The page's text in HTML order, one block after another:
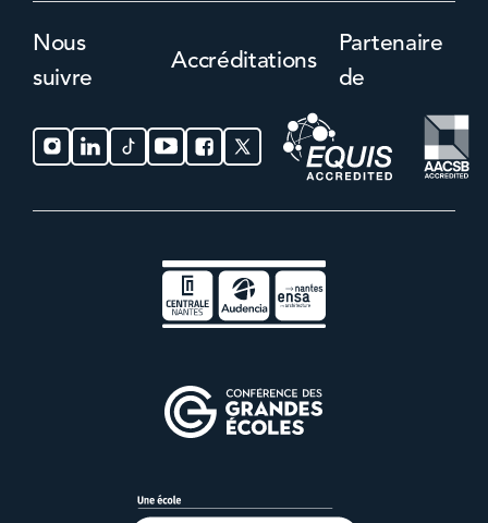
Nous
suivre
Accréditations
Partenaire
de